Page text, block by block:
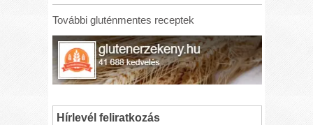
További gluténmentes receptek
Hírlevél feliratkozás